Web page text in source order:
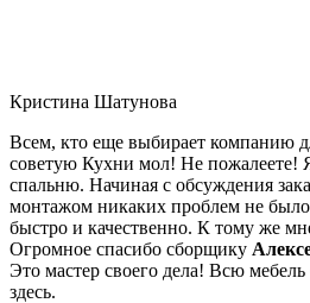
Кристина Шатунова
Всем, кто еще выбирает компанию
советую Кухни мол! Не пожалеете!
спальню. Начиная с обсуждения
монтажом никаких проблем не
быстро и качественно. К тому же
Огромное спасибо сборщику
Это мастер своего дела! Всю мебель
здесь.